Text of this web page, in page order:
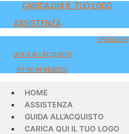
CARICA QUI IL TUO LOGO
ASSISTENZA
SPEDIZIONI
GUIDA ALL'ACQUISTO
RITIRO IN NEGOZIO
HOME
ASSISTENZA
GUIDA ALL’ACQUISTO
CARICA QUI IL TUO LOGO